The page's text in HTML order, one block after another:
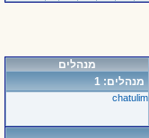
מנהלים
מנהלים: 1
chatulim